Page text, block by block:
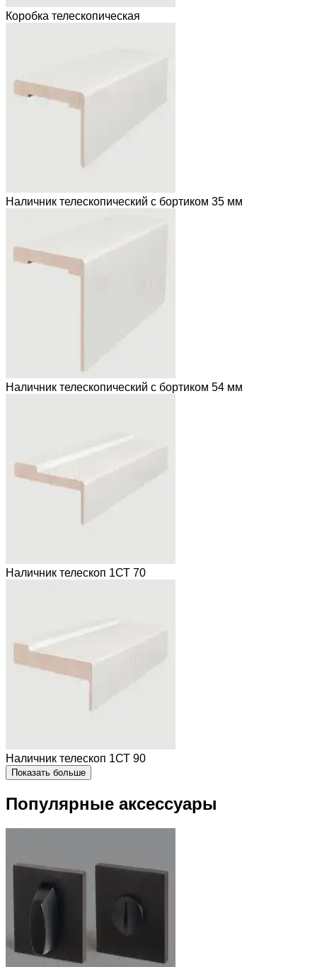
Коробка телескопическая
Наличник телескопический с бортиком 35 мм
Наличник телескопический с бортиком 54 мм
Наличник телескоп 1СТ 70
Наличник телескоп 1СТ 90
Показать больше
Популярные аксессуары